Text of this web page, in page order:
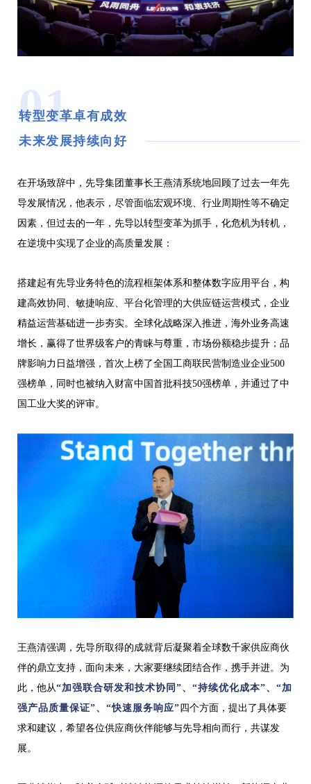
01
转型变革卓有成效
未来发展持续向好
在开场致辞中，先导集团董事长王燕清系统地回顾了过去一年先
导发展情况，他表示，尽管面临宏观环境、行业周期性等不确定
因素，但过去的一年，先导以转型变革为抓手，化危机为转机，
在逆境中实现了企业的高质量发展：
搭建起有先导业务特色的流程框架体系和整体数字应用平台，构
建高效协同、敏捷响应、平台化管理的大供应链运营模式，企业
精益运营基础进一步夯实。全球化战略深入推进，海外业务高速
增长，赢得了世界级客户的青睐与尊重，市场份额稳步提升；品
牌影响力日益增强，首次上榜了全国工商联民营制造业企业500
强榜单，同时也被纳入财富中国 首批科技50强榜单 ，并通过了中
国工业大奖的评审。
王燕清强调，先导所取得的成就背后凝聚着全球数千家供应商伙
伴的鼎立支持，面向未来，大家要继续团结合作，携手并进。为
此，他从“加强联合研发和技术协同”、“持续优化成本”、“加
强产品质量保证”、“快速服务响应”四个方面，提出了具体要
求和建议，希望各位供应商伙伴能够与先导相向而行，共谋发
展 。